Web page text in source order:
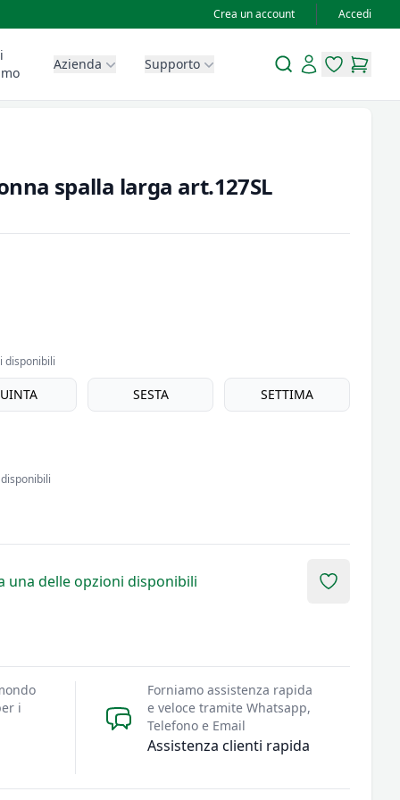
Crea un account Accedi
Azienda Supporto SearchAccount
items in
items
spalla larga art.127SL
disponibili
SESTA SETTIMA
una delle opzioni disponibili Add to
i
Assistenza clienti rapida
Forniamo assistenza rapida
e veloce tramite Whatsapp,
Telefono e Email